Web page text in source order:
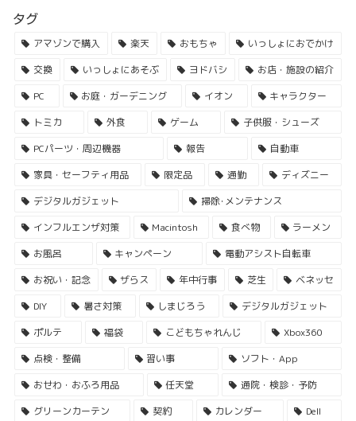
タグ
アマゾンで購入 楽天 おもちゃ
いっしょにおでかけ
交換
いっしょにあそぶ ヨドバシ
お店・施設の紹介
PC
お庭・ガーデニング イオン
キャラクター
トミカ
外食 ゲーム
子供服・シューズ
PCパーツ・周辺機器
報告
自動車
家具・セーフティ用品
限定品 通勤
ディズニー
デジタルガジェット
掃除･メンテナンス
インフルエンザ対策
Macintosh 食べ物
ラーメン
お風呂
キャンペーン
電動アシスト自転車
お祝い・記念
ザらス 年中行事 芝生
ベネッセ
DIY
暑さ対策 しまじろう
デジタルガジェット
ポルテ
福袋 こどもちゃれんじ
Xbox360
点検・整備
習い事
ソフト・App
おせわ・おふろ用品
任天堂
通院・検診・予防
グリーンカーテン
契約 カレンダー
Dell